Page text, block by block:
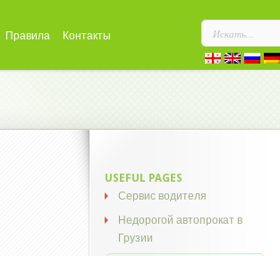
Правила Контакты
USEFUL PAGES
Сервис водителя
Недорогой автопрокат в
Грузии